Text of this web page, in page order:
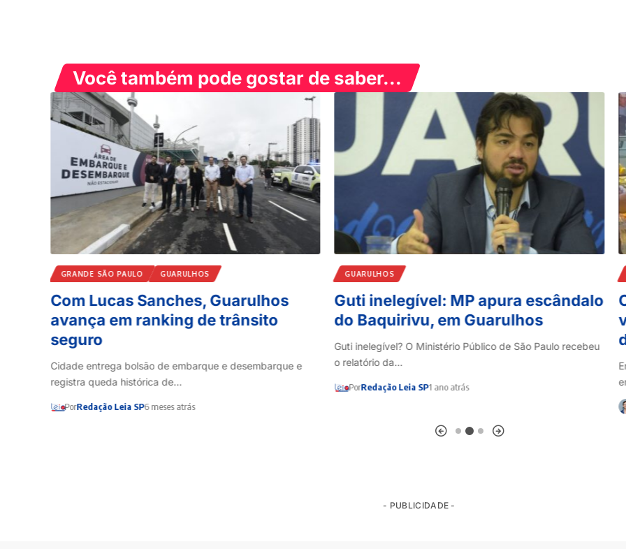
Você também pode gostar de saber...
GRANDE SÃO PAULO GUARULHOS
Com Lucas Sanches, Guarulhos
avança em ranking de trânsito
seguro
Cidade entrega bolsão de embarque e desembarque e
registra queda histórica de…
PorRedação Leia SP6 meses atrás
GUARULHOS
Guti inelegível: MP apura escândalo
do Baquirivu, em Guarulhos
Guti inelegível? O Ministério Público de São Paulo recebeu
o relatório da…
PorRedação Leia SP1 ano atrás
- PUBLICIDADE -